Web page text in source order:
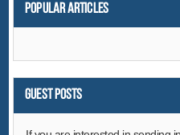
Environment
Food & Beverage
Furniture
Popular articles
Guest Posts